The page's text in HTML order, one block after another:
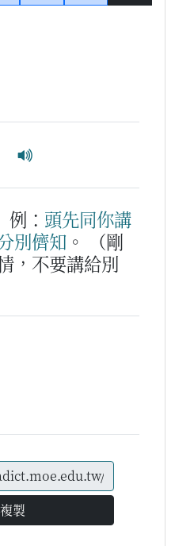
例： 頭先同你講
別儕知 。
（剛
，不要講給別
複製